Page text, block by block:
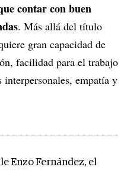
contar con buen
. Más allá del título
gran capacidad de
facilidad para el trabajo
interpersonales, empatía y
Enzo Fernández, el